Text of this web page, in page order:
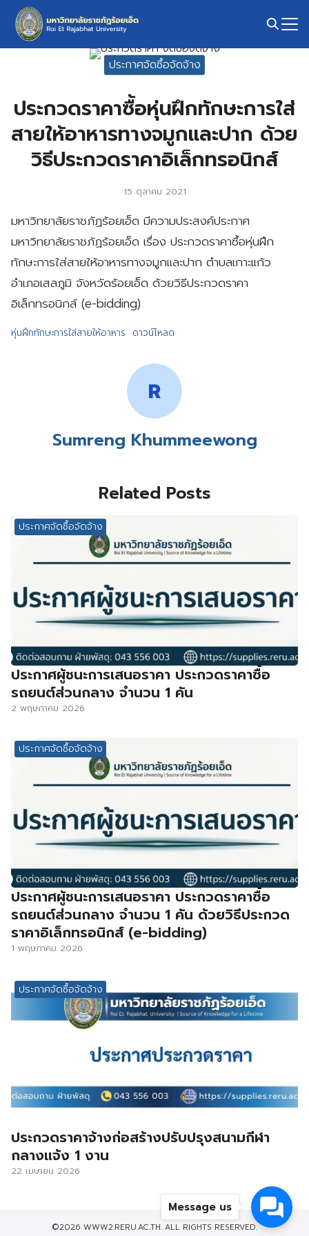
Skip
content
ประกาศจัดซื้อจัดจ้าง
ประกวดราคาซื้อหุ่นฝึกทักษะการใส่
สายให้อาหารทางจมูกและปาก ด้วย
วิธีประกวดราคาอิเล็กทรอนิกส์
15 ตุลาคม 2021
มหาวิทยาลัยราชภัฏร้อยเอ็ด มีความประสงค์ประกาศ
มหาวิทยาลัยราชภัฏร้อยเอ็ด เรื่อง ประกวดราคาซื้อหุ่นฝึก
ทักษะการใส่สายให้อาหารทางจมูกและปาก ตำบลเกาะแก้ว
อำเภอเสลภูมิ จังหวัดร้อยเอ็ด ด้วยวิธีประกวดราคา
อิเล็กทรอนิกส์ (e-bidding)
หุ่นฝึกทักษะการใส่สายให้อาหาร ดาวน์โหลด
Sumreng Khummeewong
Related Posts
ประกาศจัดซื้อจัดจ้าง
ประกาศผู้ชนะการเสนอราคา ประกวดราคาซื้อ
รถยนต์ส่วนกลาง จำนวน 1 คัน
2 พฤษภาคม 2026
ประกาศจัดซื้อจัดจ้าง
ประกาศผู้ชนะการเสนอราคา ประกวดราคาซื้อ
รถยนต์ส่วนกลาง จำนวน 1 คัน ด้วยวิธีประกวด
ราคาอิเล็กทรอนิกส์ (e-bidding)
1 พฤษภาคม 2026
ประกาศจัดซื้อจัดจ้าง
ประกวดราคาจ้างก่อสร้างปรับปรุงสนามกีฬา
กลางแจ้ง 1 งาน
22 เมษายน 2026
©2026 WWW2.RERU.AC.TH. ALL RIGHTS RESERVED.
Message us